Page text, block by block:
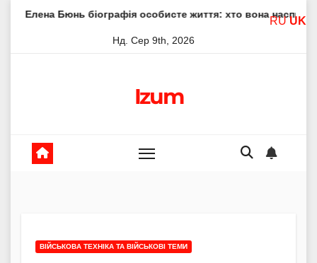
біографія особисте життя: хто вона насправді Елена
Нд. Сер 9th, 2026
Izum
ВІЙСЬКОВА ТЕХНІКА ТА ВІЙСЬКОВІ ТЕМИ
RU UK